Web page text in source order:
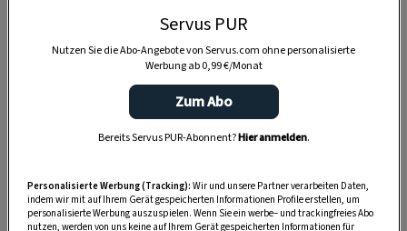
Anzeige
Servus PUR
Nutzen Sie die Abo-Angebote von Servus.com ohne personalisierte
Werbung ab 0,99 €/Monat
Zum Abo
Bereits Servus PUR-Abonnent?Hier anmelden.
Personalisierte Werbung (Tracking): Wir und unsere Partner verarbeiten Daten,
indem wir mit auf Ihrem Gerät gespeicherten Informationen Profile erstellen, um
personalisierte Werbung auszuspielen. Wenn Sie ein werbe– und trackingfreies Abo
nutzen, werden von uns keine auf Ihrem Gerät gespeicherten Informationen für